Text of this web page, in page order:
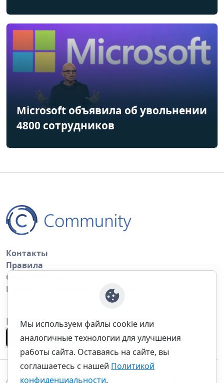
Microsoft объявила об увольнении
4800 сотрудников
Контакты
Правила
Обратная связь
Правила копирования материалов
Приложение
Мы используем файлы cookie или
аналогичные технологии для улучшения
работы сайта. Оставаясь на сайте, вы
соглашаетесь с нашей Политикой
конфиденциальности.